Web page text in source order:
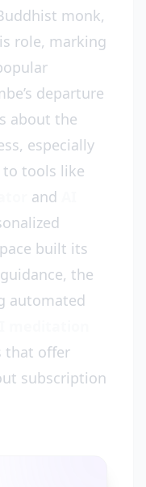
monk,
role, marking
departure
about the
especially
to tools like
and
built its
the
automated
that offer
subscription